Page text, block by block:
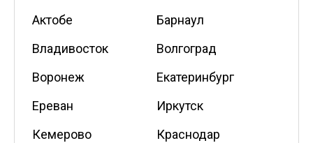
Актобе
Барнаул
Владивосток
Волгоград
Воронеж
Екатеринбург
Ереван
Иркутск
Кемерово
Краснодар